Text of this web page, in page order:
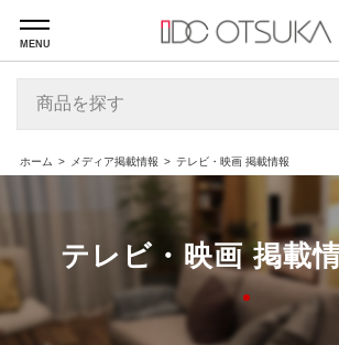
MENU
ホーム メディア掲載情報 テレビ・映画 掲載情報
テレビ・映画 掲載